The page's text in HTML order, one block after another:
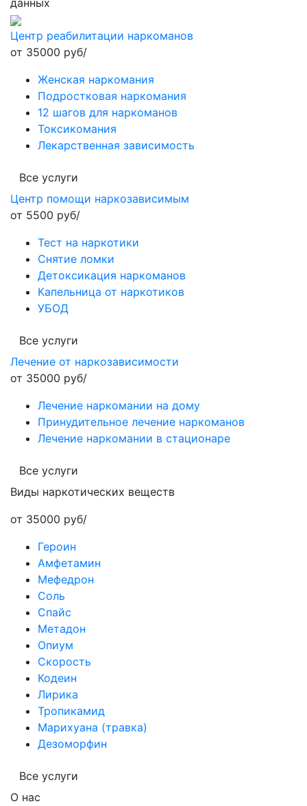
данных
Центр реабилитации наркоманов
от 35000 руб/
Женская наркомания
Подростковая наркомания
12 шагов для наркоманов
Токсикомания
Лекарственная зависимость
Все услуги
Центр помощи наркозависимым
от 5500 руб/
Тест на наркотики
Снятие ломки
Детоксикация наркоманов
Капельница от наркотиков
УБОД
Все услуги
Лечение от наркозависимости
от 35000 руб/
Лечение наркомании на дому
Принудительное лечение наркоманов
Лечение наркомании в стационаре
Все услуги
Виды наркотических веществ
от 35000 руб/
Героин
Амфетамин
Мефедрон
Соль
Спайс
Метадон
Опиум
Скорость
Кодеин
Лирика
Тропикамид
Марихуана (травка)
Дезоморфин
Все услуги
О нас